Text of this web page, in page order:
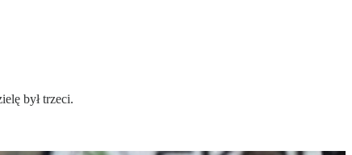
był trzeci.